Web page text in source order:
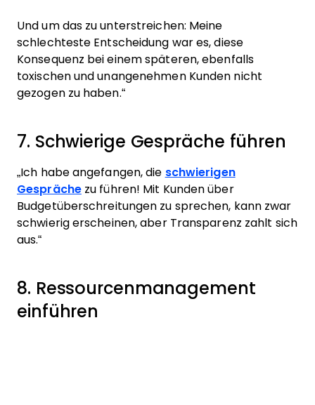
Und um das zu unterstreichen: Meine
schlechteste Entscheidung war es, diese
Konsequenz bei einem späteren, ebenfalls
toxischen und unangenehmen Kunden nicht
gezogen zu haben.“
7. Schwierige Gespräche führen
„Ich habe angefangen, die schwierigen
Gesprächezu führen! Mit Kunden über
Budgetüberschreitungen zu sprechen, kann zwar
schwierig erscheinen, aber Transparenz zahlt sich
aus.“
8. Ressourcenmanagement
einführen